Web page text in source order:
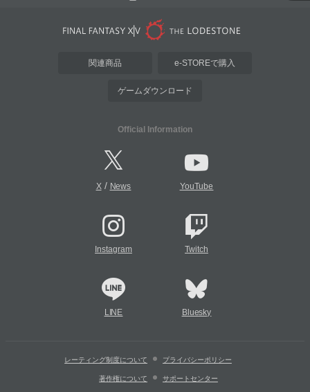
関連商品 e-STOREで購入
ゲームダウンロード
Official Information
X/ News YouTube
Instagram Twitch
LINE Bluesky
レーティング制度について プライバシーポリシー
著作権について サポートセンター